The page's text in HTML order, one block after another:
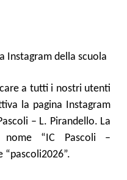
Instagram della scuola
a tutti i nostri utenti
la pagina Instagram
– L. Pirandello. La
nome “IC Pascoli –
“pascoli2026”.